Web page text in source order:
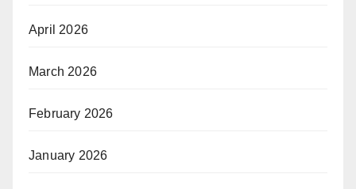
April 2026
March 2026
February 2026
January 2026